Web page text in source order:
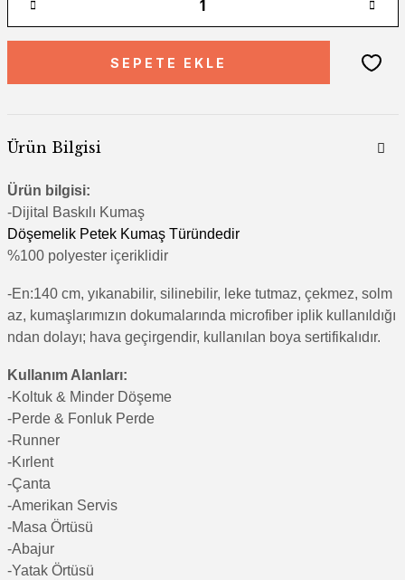
SEPETE EKLE
Ürün Bilgisi
Ürün bilgisi:
-Dijital Baskılı Kumaş
Döşemelik Petek Kumaş Türündedir
%100 polyester içeriklidir
-En:140 cm, yıkanabilir, silinebilir, leke tutmaz, çekmez, solm
az, kumaşlarımızın dokumalarında microfiber iplik kullanıldığı
ndan dolayı; hava geçirgendir, kullanılan boya sertifikalıdır.
Kullanım Alanları:
-Koltuk & Minder Döşeme
-Perde & Fonluk Perde
-Runner
-Kırlent
-Çanta
-Amerikan Servis
-Masa Örtüsü
-Abajur
-Yatak Örtüsü